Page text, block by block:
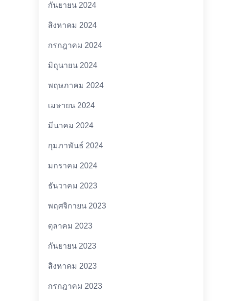
กันยายน 2024
สิงหาคม 2024
กรกฎาคม 2024
มิถุนายน 2024
พฤษภาคม 2024
เมษายน 2024
มีนาคม 2024
กุมภาพันธ์ 2024
มกราคม 2024
ธันวาคม 2023
พฤศจิกายน 2023
ตุลาคม 2023
กันยายน 2023
สิงหาคม 2023
กรกฎาคม 2023